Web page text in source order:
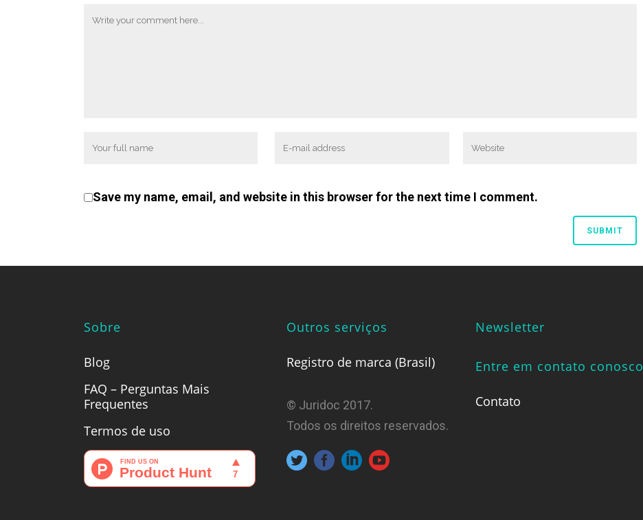
Save my name, email, and website in this browser for the next time I comment.
Sobre
Blog
FAQ – Perguntas Mais
Frequentes
Termos de uso
Outros serviços
Registro de marca (Brasil)
© Juridoc 2017.
Todos os direitos reservados.
Newsletter
Entre em contato conosco
Contato